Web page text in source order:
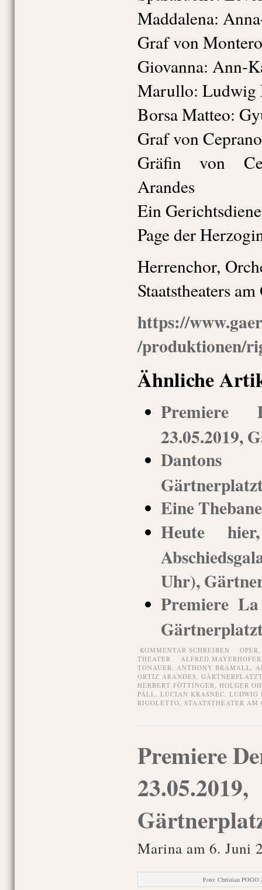
Maddalena:
Graf von
Giovanna: Ann-
Marullo: Ludwig
Borsa Matteo:
Graf von
Gräfin von
Arandes
Ein
Page der
Herrenchor,
Staatstheaters
https://
/produktionen/
Ähnliche
23.05.2019,
Dantons
Eine
Heute
Uhr),
Premiere La
KOMMENTAR SCHREIBEN
THEATER
ALFRED MAYERHOFER
TONAUER, ANTHONY BRAMALL,
ORTIZ ARANDES,
HERBERT FÖTTINGER, HOLGER
PÁLL, LUCIAN KRASNEC, LUDWIG
RIGOLETTO, STAATSTHEATER AM
Premiere
23.05.2019,
Marina am 6. Juni
Foto: Christian POGO